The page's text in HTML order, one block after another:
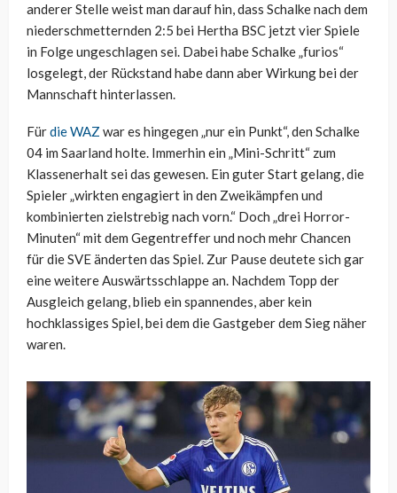
anderer Stelle weist man darauf hin, dass Schalke nach dem
niederschmetternden 2:5 bei Hertha BSC jetzt vier Spiele
in Folge ungeschlagen sei. Dabei habe Schalke „furios“
losgelegt, der Rückstand habe dann aber Wirkung bei der
Mannschaft hinterlassen.
Fürdie WAZ war es hingegen „nur ein Punkt“, den Schalke
04 im Saarland holte. Immerhin ein „Mini-Schritt“ zum
Klassenerhalt sei das gewesen. Ein guter Start gelang, die
Spieler „wirkten engagiert in den Zweikämpfen und
kombinierten zielstrebig nach vorn.“ Doch „drei Horror-
Minuten“ mit dem Gegentreffer und noch mehr Chancen
für die SVE änderten das Spiel. Zur Pause deutete sich gar
eine weitere Auswärtsschlappe an. Nachdem Topp der
Ausgleich gelang, blieb ein spannendes, aber kein
hochklassiges Spiel, bei dem die Gastgeber dem Sieg näher
waren.